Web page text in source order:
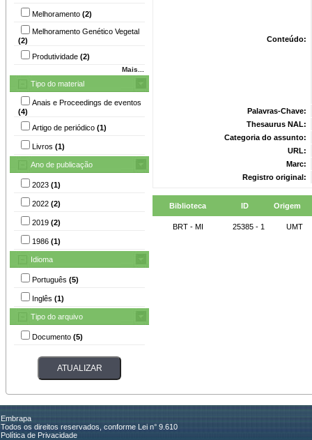
Melhoramento (2)
Melhoramento Genético Vegetal
(2)
Produtividade (2)
Mais...
Tipo do material
Anais e Proceedings de eventos
(4)
Artigo de periódico (1)
Livros (1)
Ano de publicação
2023 (1)
2022 (2)
2019 (2)
1986 (1)
Idioma
Português (5)
Inglês (1)
Tipo do arquivo
Documento (5)
Conteúdo:
Palavras-Chave:
Thesaurus NAL:
Categoria do assunto:
URL:
Marc:
Registro original:
Biblioteca ID Origem
BRT - MI 25385 - 1 UMT
Embrapa
Todos os direitos reservados, conforme Lei n° 9.610
Política de Privacidade